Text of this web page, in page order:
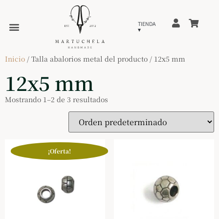
Inicio / Talla abalorios metal del producto / 12x5 mm
12x5 mm
Mostrando 1–2 de 3 resultados
¡Oferta!